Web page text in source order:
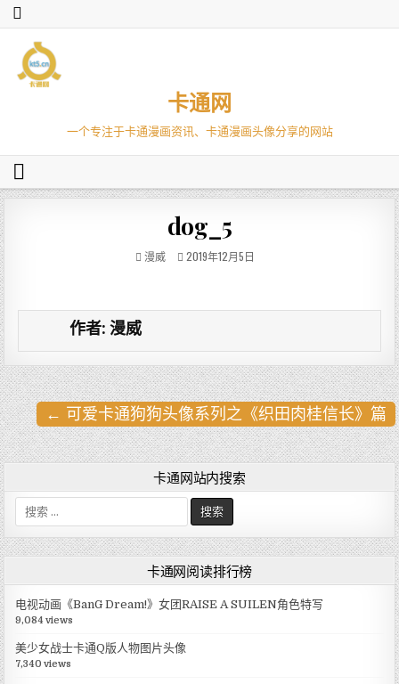
卡通网
一个专注于卡通漫画资讯、卡通漫画头像分享的网站
dog_5
漫威 2019年12月5日
作者: 漫威
文
章
航
← 可爱卡通狗狗头像系列之《织田肉桂信长》篇
卡通网站内搜索
搜
索
:
卡通网阅读排行榜
电视动画《BanG Dream!》女团RAISE A SUILEN角色特写
9,084 views
美少女战士卡通Q版人物图片头像
7,340 views